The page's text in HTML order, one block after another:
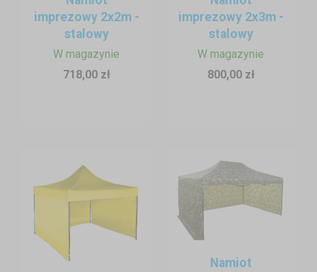
Montaż, demontaż i kotwienie
Rozłożenie namiotu wędkarskiego zajmie Ci minimum czasu
i pozwoli Ci realizować swoje hobby. Ponadto jest on
niezwykle wytrzymały. Bez problemu zmieści się w
Przed dłuższym przechowywaniem zalecamy dobrze
wysuszyć plandeki, aby zapobiec ich pleśnieniu.
imprezowy 2x2m -
stalowy
W magazynie
718,00 zł
imprezowy 2x3m -
stalowy
W magazynie
800,00 zł
Namiot